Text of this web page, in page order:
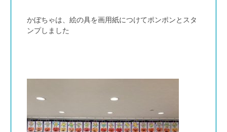
かぼちゃは、絵の具を画用紙につけてポンポンとスタ
ンプしました